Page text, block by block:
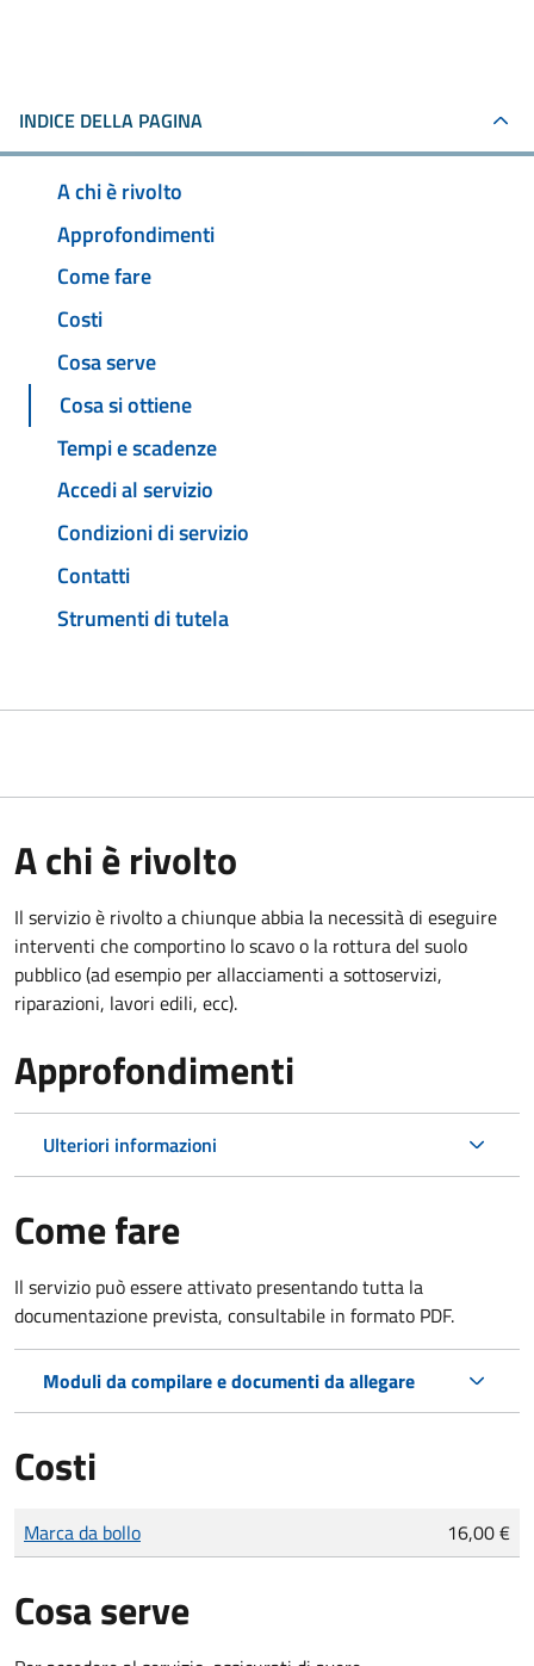
INDICE DELLA PAGINA
A chi è rivolto
Approfondimenti
Come fare
Costi
Cosa serve
Cosa si ottiene
Tempi e scadenze
Accedi al servizio
Condizioni di servizio
Contatti
Strumenti di tutela
A chi è rivolto
Il servizio è rivolto a chiunque abbia la necessità di eseguire
interventi che comportino lo scavo o la rottura del suolo
pubblico (ad esempio per allacciamenti a sottoservizi,
riparazioni, lavori edili, ecc).
Approfondimenti
Ulteriori informazioni
Come fare
Il servizio può essere attivato presentando tutta la
documentazione prevista, consultabile in formato PDF.
Moduli da compilare e documenti da allegare
Costi
Tipo di pagamento
Importo
Marca da bollo 16,00 €
Cosa serve